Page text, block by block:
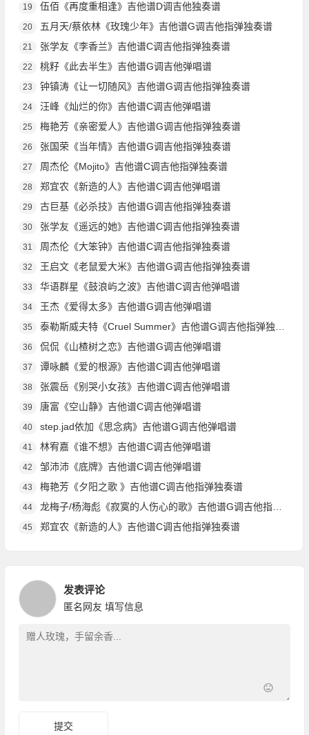
19 伍佰《再度重相逢》吉他谱D调吉他独奏谱
20 五月天/蔡依林《玫瑰少年》吉他谱G调吉他指弹独奏谱
21 张学友《李香兰》吉他谱C调吉他指弹独奏谱
22 桃籽《此去半生》吉他谱G调吉他弹唱谱
23 钟镇涛《让一切随风》吉他谱G调吉他指弹独奏谱
24 汪峰《灿烂的你》吉他谱C调吉他弹唱谱
25 梅艳芳《亲密爱人》吉他谱G调吉他指弹独奏谱
26 张国荣《当年情》吉他谱G调吉他指弹独奏谱
27 周杰伦《Mojito》吉他谱C调吉他指弹独奏谱
28 郑宜农《新造的人》吉他谱C调吉他弹唱谱
29 古巨基《必杀技》吉他谱G调吉他指弹独奏谱
30 张学友《遥远的她》吉他谱C调吉他指弹独奏谱
31 周杰伦《大笨钟》吉他谱C调吉他指弹独奏谱
32 王启文《老鼠爱大米》吉他谱G调吉他指弹独奏谱
33 华语群星《鼓浪屿之波》吉他谱C调吉他弹唱谱
34 王杰《爱得太多》吉他谱G调吉他弹唱谱
35 泰勒斯威夫特《Cruel Summer》吉他谱G调吉他指弹独奏谱
36 侃侃《山楂树之恋》吉他谱G调吉他弹唱谱
37 谭咏麟《爱的根源》吉他谱C调吉他弹唱谱
38 张震岳《别哭小女孩》吉他谱C调吉他弹唱谱
39 唐富《空山静》吉他谱C调吉他弹唱谱
40 step.jad依加《思念病》吉他谱G调吉他弹唱谱
41 林宥嘉《谁不想》吉他谱C调吉他弹唱谱
42 邹沛沛《底牌》吉他谱C调吉他弹唱谱
43 梅艳芳《夕阳之歌 》吉他谱C调吉他指弹独奏谱
44 龙梅子/杨海彪《寂寞的人伤心的歌》吉他谱G调吉他指弹独奏谱
45 郑宜农《新造的人》吉他谱C调吉他指弹独奏谱
发表评论
匿名网友 填写信息